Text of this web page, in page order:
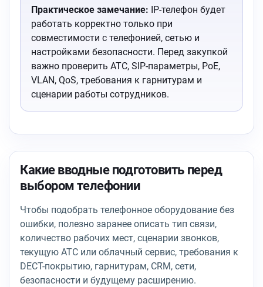
Практическое замечание:
работать корректно только при
совместимости с телефонией, сетью и
настройками безопасности. Перед закупкой
важно проверить АТС, SIP-параметры, PoE,
VLAN, QoS, требования к гарнитурам и
сценарии работы сотрудников.
Какие вводные подготовить перед
выбором телефонии
Чтобы подобрать телефонное оборудование без
ошибки, полезно заранее описать тип связи,
количество рабочих мест, сценарии звонков,
текущую АТС или облачный сервис, требования к
DECT-покрытию, гарнитурам, CRM, сети,
безопасности и будущему расширению.